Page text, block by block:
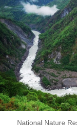
National Nature